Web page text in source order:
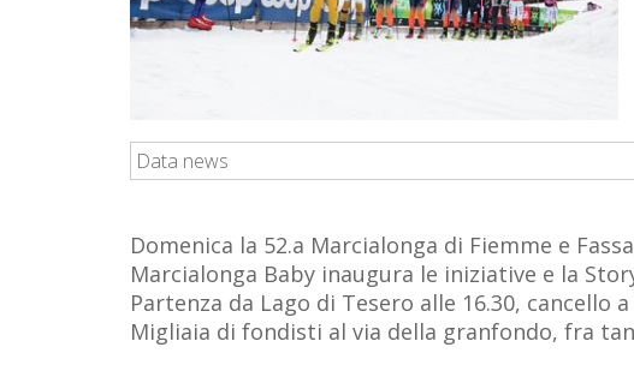
Data news
Domenica la 52.a Marcialonga di Fiemme e
Marcialonga Baby inaugura le iniziative e la
Partenza da Lago di Tesero alle 16.30, cancello
Migliaia di fondisti al via della granfondo, fra